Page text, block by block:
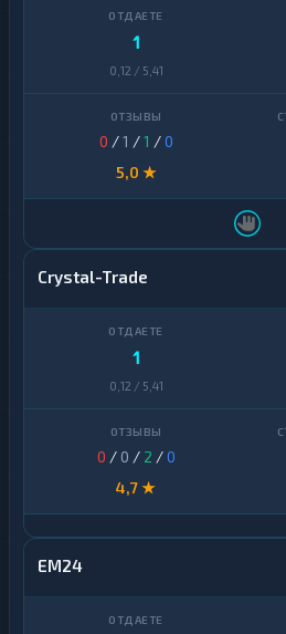
1
0,12 / 5,41
0 /1 /1 /0
5,0 ★
Crystal-Trade
1
0,12 / 5,41
0 / 0 / 2 /0
4,7 ★
EM24